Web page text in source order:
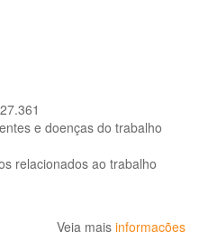
27.361
e doenças do trabalho
relacionados ao trabalho
Veja mais informações